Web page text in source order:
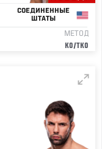
СОЕДИНЕННЫЕ
ШТАТЫ
МЕТОД
KO/TKO